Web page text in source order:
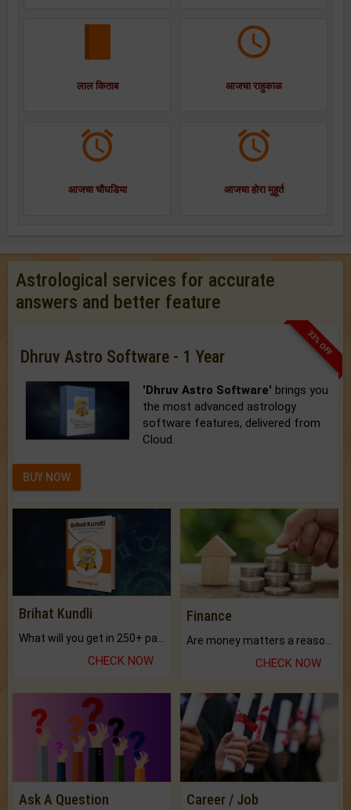
लाल किताब आजचा राहुकाळ
आजचा चौघडिया आजचा होरा मुहूर्त
Astrological services for accurate
answers and better feature
33% OFF
Dhruv Astro Software - 1 Year
'Dhruv Astro Software' brings you
the most advanced astrology
software features, delivered from
Cloud.
BUY NOW
Brihat Kundli
CHECK NOW
Finance
CHECK NOW
Ask A Question Career / Job